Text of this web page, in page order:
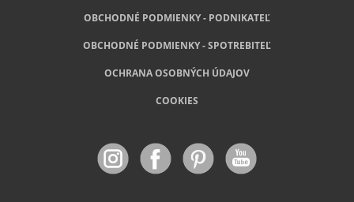
OBCHODNÉ PODMIENKY - PODNIKATEĽ
OBCHODNÉ PODMIENKY - SPOTREBITEĽ
OCHRANA OSOBNÝCH ÚDAJOV
COOKIES